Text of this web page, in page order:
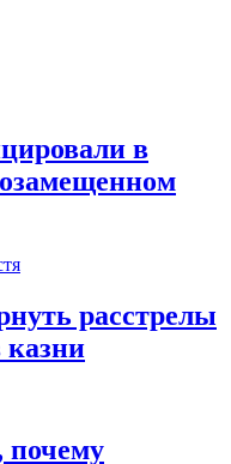
в
расстрелы
казни
почему